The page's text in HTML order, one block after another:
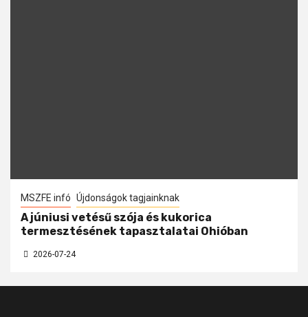
MSZFE infó Újdonságok tagjainknak
A júniusi vetésű szója és kukorica
termesztésének tapasztalatai Ohióban
2026-07-24